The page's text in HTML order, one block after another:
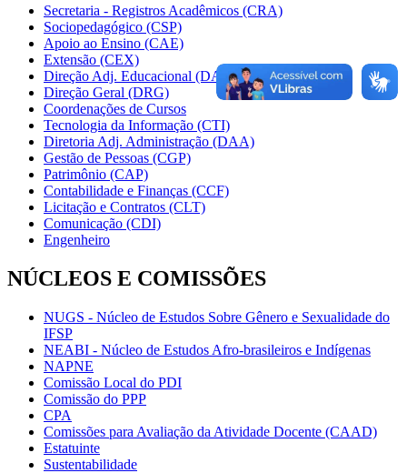
Secretaria - Registros Acadêmicos (CRA)
Sociopedagógico (CSP)
Apoio ao Ensino (CAE)
Extensão (CEX)
Direção Adj. Educacional (DAE)
Direção Geral (DRG)
Coordenações de Cursos
Tecnologia da Informação (CTI)
Diretoria Adj. Administração (DAA)
Gestão de Pessoas (CGP)
Patrimônio (CAP)
Contabilidade e Finanças (CCF)
Licitação e Contratos (CLT)
Comunicação (CDI)
Engenheiro
NÚCLEOS E COMISSÕES
NUGS - Núcleo de Estudos Sobre Gênero e Sexualidade do
IFSP
NEABI - Núcleo de Estudos Afro-brasileiros e Indígenas
NAPNE
Comissão Local do PDI
Comissão do PPP
CPA
Comissões para Avaliação da Atividade Docente (CAAD)
Estatuinte
Sustentabilidade